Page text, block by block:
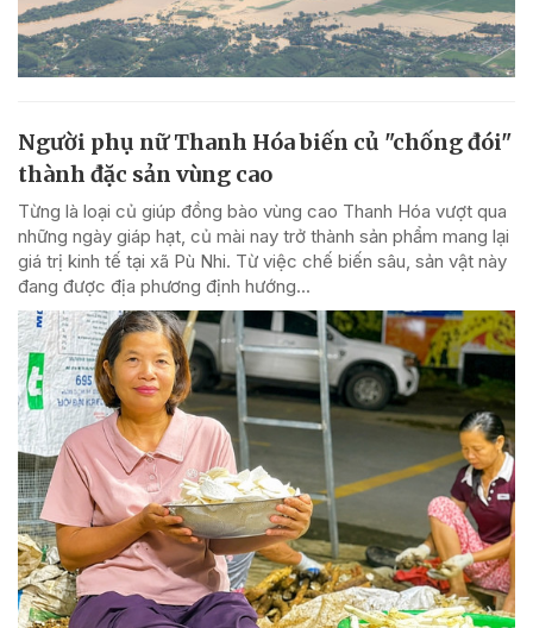
Người phụ nữ Thanh Hóa biến củ "chống đói"
thành đặc sản vùng cao
Từng là loại củ giúp đồng bào vùng cao Thanh Hóa vượt qua
những ngày giáp hạt, củ mài nay trở thành sản phẩm mang lại
giá trị kinh tế tại xã Pù Nhi. Từ việc chế biến sâu, sản vật này
đang được địa phương định hướng...